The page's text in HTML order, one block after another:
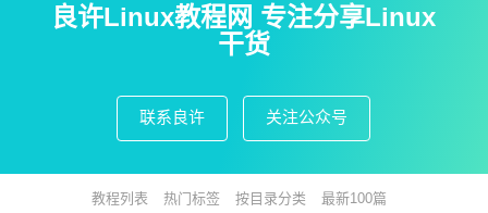
良许Linux教程网 专注分享Linux
干货
联系良许 关注公众号
教程列表 热门标签 按目录分类 最新100篇